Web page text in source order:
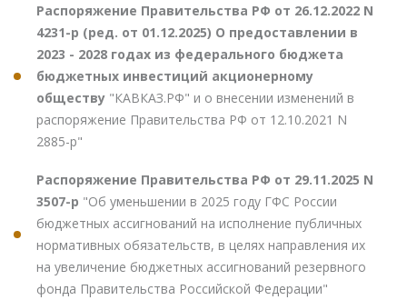
Распоряжение Правительства РФ от 26.12.2022 N
4231-р (ред. от 01.12.2025) О предоставлении в
2023 - 2028 годах из федерального бюджета
бюджетных инвестиций акционерному
обществу "КАВКАЗ.РФ" и о внесении изменений в
распоряжение Правительства РФ от 12.10.2021 N
2885-р"
Распоряжение Правительства РФ от 29.11.2025 N
3507-р "Об уменьшении в 2025 году ГФС России
бюджетных ассигнований на исполнение публичных
нормативных обязательств, в целях направления их
на увеличение бюджетных ассигнований резервного
фонда Правительства Российской Федерации"